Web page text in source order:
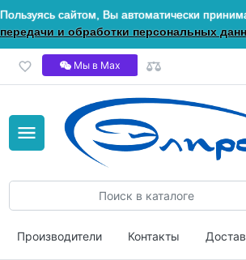
Пользуясь сайтом, Вы автоматически
передачи и обработки персональных
Мы в Мах
Производители Контакты